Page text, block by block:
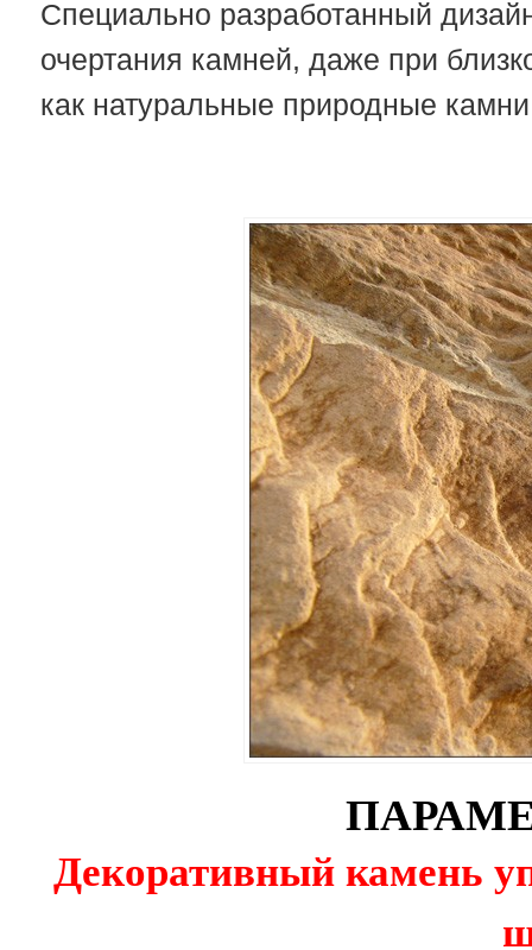
Специально разработанный
очертания камней, даже при
как натуральные природные
Декоративный камень